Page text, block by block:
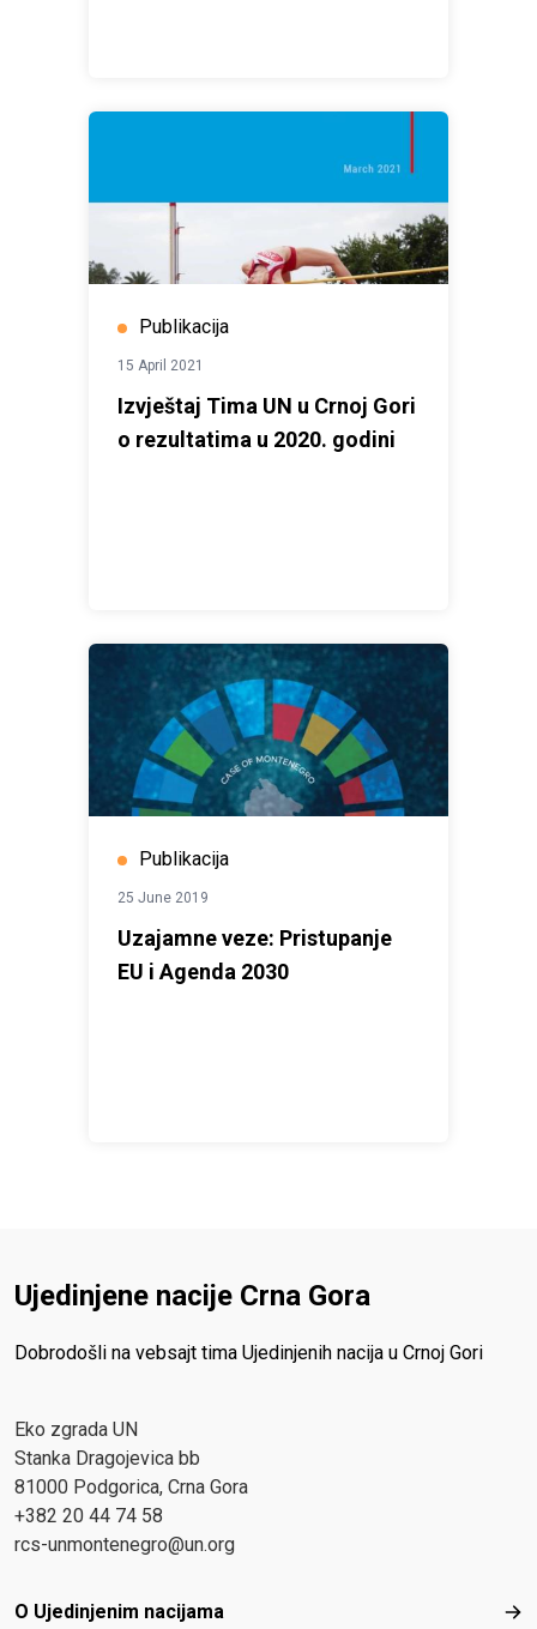
Publikacija
15 April 2021
Izvještaj Tima UN u Crnoj Gori
o rezultatima u 2020. godini
Publikacija
25 June 2019
Uzajamne veze: Pristupanje
EU i Agenda 2030
Ujedinjene nacije Crna Gora
Dobrodošli na vebsajt tima Ujedinjenih nacija u Crnoj Gori
Eko zgrada UN
Stanka Dragojevica bb
81000 Podgorica, Crna Gora
+382 20 44 74 58
rcs-unmontenegro@un.org
Footer menu
O Ujedinjenim nacijama O